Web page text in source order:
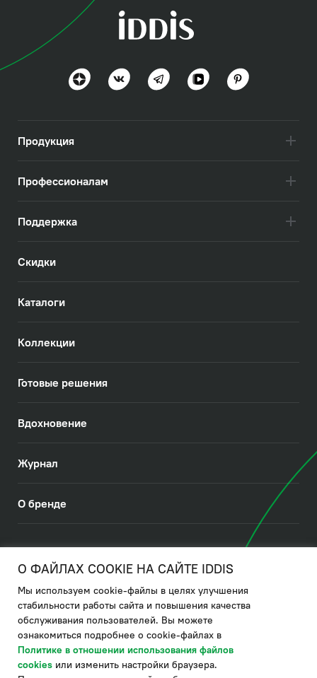
коллекция
Куба (Cuba)
Продукция
Профессионалам
Поддержка
Скидки
Каталоги
Коллекции
Готовые решения
Вдохновение
Журнал
О бренде
Политика в отношении использования файлов cookies
Политика обработки ПДн
Политика в области управления цепочкой поставки
по системе "НСЛС"
О ФАЙЛАХ COOKIE НА САЙТЕ IDDIS
Мы используем cookie-файлы в целях улучшения
стабильности работы сайта и повышения качества
обслуживания пользователей. Вы можете
ознакомиться подробнее о cookie-файлах в
Политике в отношении использования файлов
cookies или изменить настройки браузера.